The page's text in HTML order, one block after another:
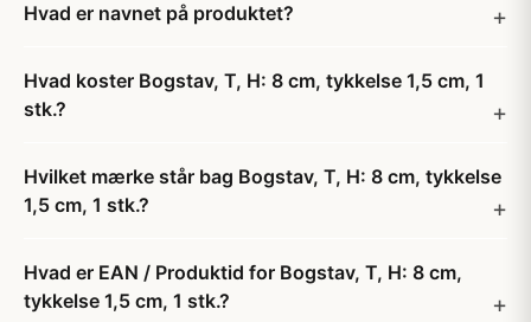
Hvad er navnet på produktet?
Hvad koster Bogstav, T, H: 8 cm, tykkelse 1,5 cm, 1
stk.?
Hvilket mærke står bag Bogstav, T, H: 8 cm, tykkelse
1,5 cm, 1 stk.?
Hvad er EAN / Produktid for Bogstav, T, H: 8 cm,
tykkelse 1,5 cm, 1 stk.?